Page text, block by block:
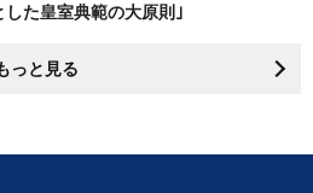
た皇室典範の大原則｣
っと見る